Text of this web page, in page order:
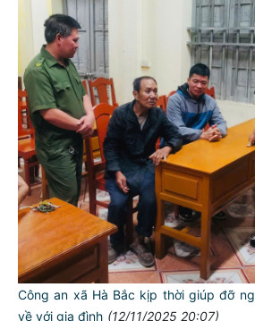
Công an xã Hà Bắc kịp thời giúp đỡ
về với gia đình (12/11/2025 20:07)
TƯ CÁCH
NGƯỜI CÔNG AN CÁCH